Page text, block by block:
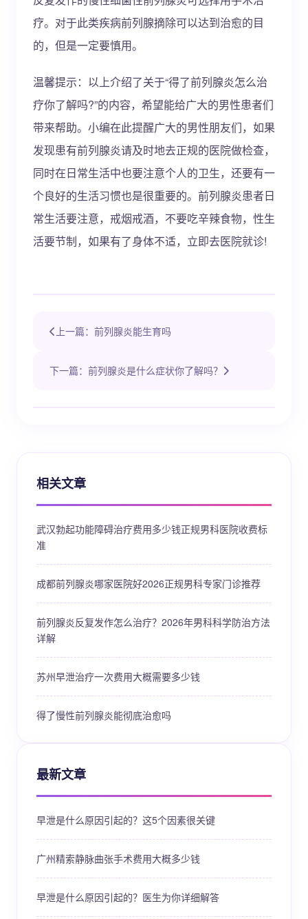
疗。对于此类疾病前列腺摘除可以达到治愈的目
的，但是一定要慎用。
温馨提示：以上介绍了关于“得了前列腺炎怎么治
疗你了解吗?”的内容，希望能给广大的男性患者们
带来帮助。小编在此提醒广大的男性朋友们，如果
发现患有前列腺炎请及时地去正规的医院做检查，
同时在日常生活中也要注意个人的卫生，还要有一
个良好的生活习惯也是很重要的。前列腺炎患者日
常生活要注意，戒烟戒酒，不要吃辛辣食物，性生
活要节制，如果有了身体不适，立即去医院就诊!
上一篇：前列腺炎能生育吗
下一篇：前列腺炎是什么症状你了解吗？
相关文章
武汉勃起功能障碍治疗费用多少钱正规男科医院收费标
准
成都前列腺炎哪家医院好2026正规男科专家门诊推荐
前列腺炎反复发作怎么治疗？2026年男科科学防治方法
详解
苏州早泄治疗一次费用大概需要多少钱
得了慢性前列腺炎能彻底治愈吗
最新文章
早泄是什么原因引起的？这5个因素很关键
广州精索静脉曲张手术费用大概多少钱
早泄是什么原因引起的？医生为你详细解答